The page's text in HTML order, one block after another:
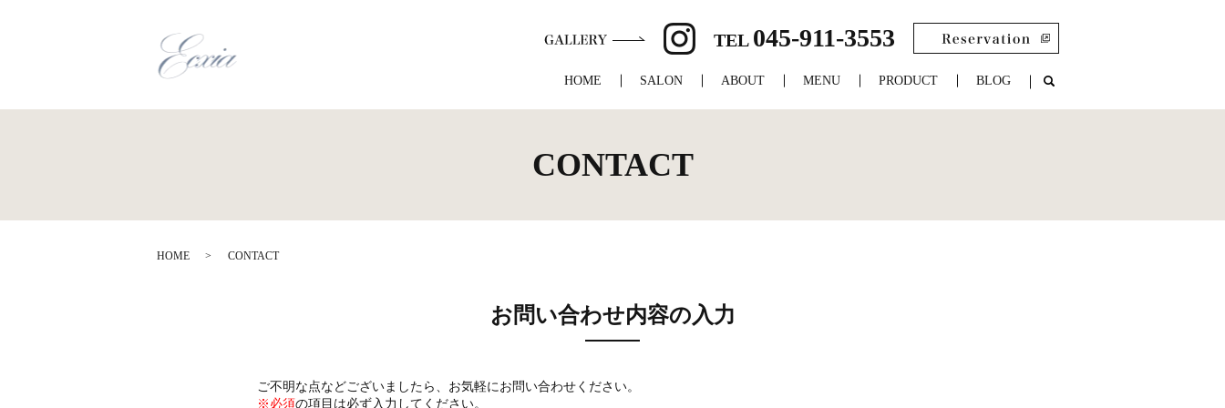
TEL 045-911-3553
HOME SALON ABOUT MENU PRODUCT BLOG
CONTACT
HOME CONTACT
お問い合わせ内容の入力
ご不明な点などございましたら、お気軽にお問い合わせください。
※必須の項目は必ず入力してください。